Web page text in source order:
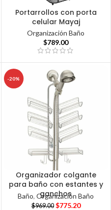
Portarrollos con porta
celular Mayaj
Organización Baño
$789.00
-20%
Organizador colgante
para baño con estantes y
ganchos
Baño,Organización Baño
$969.00 $775.20